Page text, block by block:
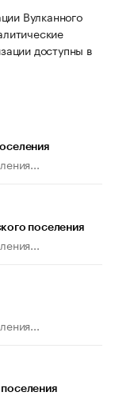
Вулканного
доступны в
поселения